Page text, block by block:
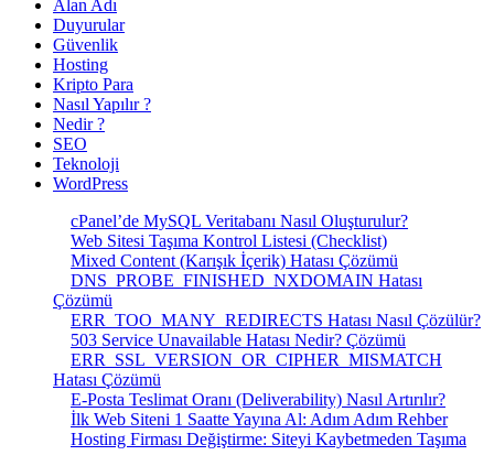
Alan Adı
Duyurular
Güvenlik
Hosting
Kripto Para
Nasıl Yapılır ?
Nedir ?
SEO
Teknoloji
WordPress
cPanel’de MySQL Veritabanı Nasıl Oluşturulur?
Web Sitesi Taşıma Kontrol Listesi (Checklist)
Mixed Content (Karışık İçerik) Hatası Çözümü
DNS_PROBE_FINISHED_NXDOMAIN Hatası
Çözümü
ERR_TOO_MANY_REDIRECTS Hatası Nasıl Çözülür?
503 Service Unavailable Hatası Nedir? Çözümü
ERR_SSL_VERSION_OR_CIPHER_MISMATCH
Hatası Çözümü
E-Posta Teslimat Oranı (Deliverability) Nasıl Artırılır?
İlk Web Siteni 1 Saatte Yayına Al: Adım Adım Rehber
Hosting Firması Değiştirme: Siteyi Kaybetmeden Taşıma